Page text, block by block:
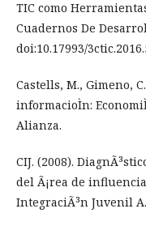
TIC como
Cuadernos De
doi:10.17993/
Castells, M., Gimeno,
informacioÌn:
Alianza.
CIJ. (2008).
del Ã¡rea de
IntegraciÃ³n Juvenil